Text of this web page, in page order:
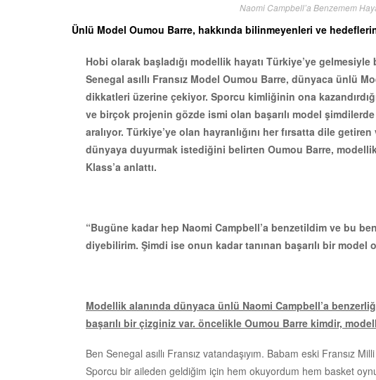
Naomi Campbell’a Benzemem
Ünlü Model Oumou Barre, hakkında bilinmeyenleri ve
Hobi olarak başladığı modellik hayatı Türkiye’ye
Senegal asıllı Fransız Model Oumou Barre, dünyaca ünlü
dikkatleri üzerine çekiyor. Sporcu kimliğinin ona
ve birçok projenin gözde ismi olan başarılı model şimdilerde
aralıyor. Türkiye’ye olan hayranlığını her fırsatta dile
dünyaya duyurmak istediğini belirten Oumou Barre,
Klass’a anlattı.
“Bugüne kadar hep Naomi Campbell’a benzetildim ve bu
diyebilirim. Şimdi ise onun kadar tanınan başarılı bir model
Modellik alanında dünyaca ünlü Naomi Campbell’a
başarılı bir çizginiz var. öncelikle Oumou Barre kimdir,
Ben Senegal asıllı Fransız vatandaşıyım. Babam eski Fransız
Sporcu bir aileden geldiğim için hem okuyordum hem basket